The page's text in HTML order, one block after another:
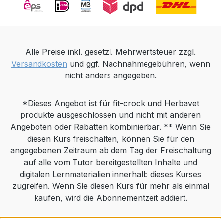
übersteigen.Analytische Bestandteile:
Rohprotein 3,0%, Rohfett 0,2%, Rohfaser
2,2%, Kalium 0,8%. Kohlenhydratquelle:
BananenFütterungsempfehlung (Pulver):
Über 1-7 Tage täglich dem Futter beifügen.
Körpergewicht. 1 viertel TL entspricht ca. 1
g. Höchtmenge von DurchfallStopp Plus:
68,5 g/kg
Alleinfuttermittel.Fütterungsempfehlung
(Kapseln): Über 1-7 Tage täglich dem Futter
beifügen. Katzen: 1 Kapsel/Tier. Hunde: 1
Kapsel/10 kg Körpergewicht.
Kapselfüllmenge: ca. 0,8 g. Höchtmenge
von DurchfallStopp Plus: 68,5 g/kg
Alleinfuttermittel.Die gleichzeitige orale
Verabreichung von Makroliden ist zu
Alle Preise inkl. gesetzl. Mehrwertsteuer zzgl.
Versandkosten und ggf. Nachnahmegebühren, wenn
nicht anders angegeben.
*Dieses Angebot ist für fit-crock und Herbavet
produkte ausgeschlossen und nicht mit anderen
Angeboten oder Rabatten kombinierbar. ** Wenn Sie
diesen Kurs freischalten, können Sie für den
angegebenen Zeitraum ab dem Tag der Freischaltung
auf alle vom Tutor bereitgestellten Inhalte und
digitalen Lernmaterialien innerhalb dieses Kurses
zugreifen. Wenn Sie diesen Kurs für mehr als einmal
kaufen, wird die Abonnementzeit addiert.